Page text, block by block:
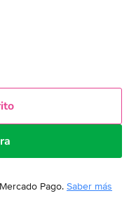
Pago. Saber más